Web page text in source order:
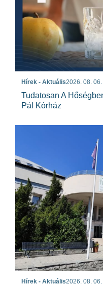
Hírek - Aktuális2026. 08. 06.
Tudatosan A
Pál Kórház
Hírek - Aktuális2026. 08. 06.